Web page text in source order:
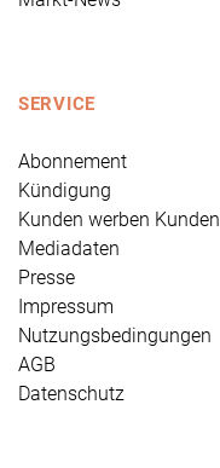
SERVICE
Abonnement
Kündigung
Kunden werben Kunden
Mediadaten
Presse
Impressum
Nutzungsbedingungen
AGB
Datenschutz